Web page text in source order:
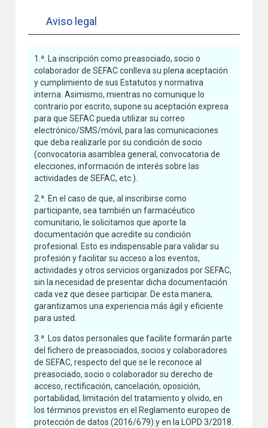
Aviso legal
1.ª. La inscripción como preasociado, socio o
colaborador de SEFAC conlleva su plena aceptación
y cumplimiento de sus Estatutos y normativa
interna. Asimismo, mientras no comunique lo
contrario por escrito, supone su aceptación expresa
para que SEFAC pueda utilizar su correo
electrónico/SMS/móvil, para las comunicaciones
que deba realizarle por su condición de socio
(convocatoria asamblea general, convocatoria de
elecciones, información de interés sobre las
actividades de SEFAC, etc.).
2.ª. En el caso de que, al inscribirse como
participante, sea también un farmacéutico
comunitario, le solicitamos que aporte la
documentación que acredite su condición
profesional. Esto es indispensable para validar su
profesión y facilitar su acceso a los eventos,
actividades y otros servicios organizados por SEFAC,
sin la necesidad de presentar dicha documentación
cada vez que desee participar. De esta manera,
garantizamos una experiencia más ágil y eficiente
para usted.
3.ª. Los datos personales que facilite formarán parte
del fichero de preasociados, socios y colaboradores
de SEFAC, respecto del que se le reconoce al
preasociado, socio o colaborador su derecho de
acceso, rectificación, cancelación, oposición,
portabilidad, limitación del tratamiento y olvido, en
los términos previstos en el Reglamento europeo de
protección de datos (2016/679) y en la LOPD 3/2018.